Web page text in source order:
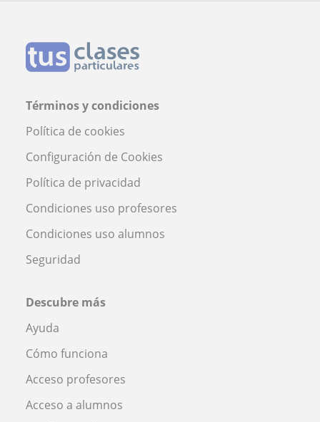
Términos y condiciones
Política de cookies
Configuración de Cookies
Política de privacidad
Condiciones uso profesores
Condiciones uso alumnos
Seguridad
Descubre más
Ayuda
Cómo funciona
Acceso profesores
Acceso a alumnos